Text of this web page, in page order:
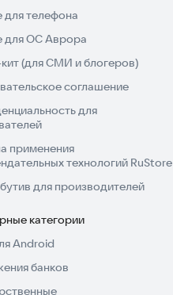
для телефона
для ОС Аврора
(для СМИ и блогеров)
соглашение
для
применения
технологий RuStore
для производителей
категории
Android
банков